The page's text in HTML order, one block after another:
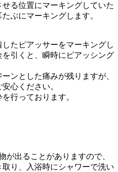
る位置にマーキングしていた
ぶにマーキングします。
たピアッサーをマーキングし
引くと、瞬時にピアッシング
ンとした痛みが残りますが、
心ください。
行っております。
が出ることがありますので、
り、入浴時にシャワーで洗い